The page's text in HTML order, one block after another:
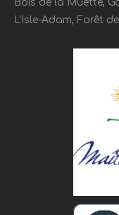
Bois de la Muette,
L'Isle-Adam, Forêt